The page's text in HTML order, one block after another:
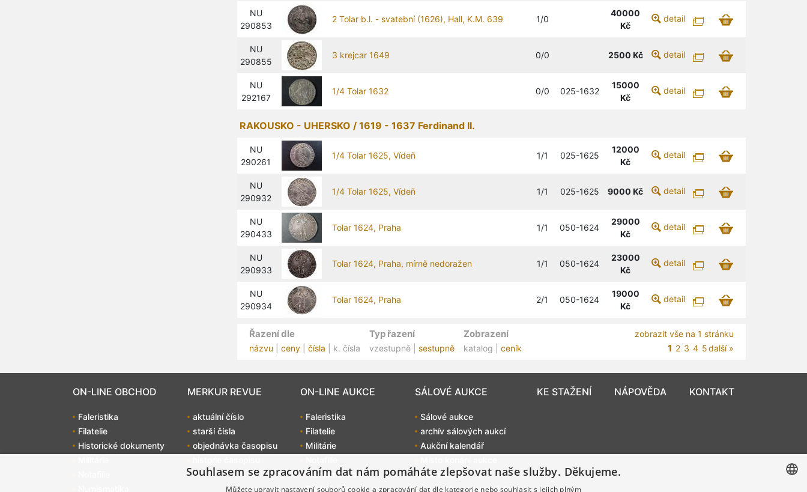
NU
290853
2 Tolar b.l. - svatební (1626), Hall, K.M. 639 1/0
40000
Kč
detail
NU
290855
3 krejcar 1649 0/0 2500 Kč detail
NU
292167
1/4 Tolar 1632 0/0 025-1632
15000
Kč
detail
RAKOUSKO - UHERSKO / 1619 - 1637 Ferdinand II.
NU
290261
1/4 Tolar 1625, Vídeň 1/1 025-1625
12000
Kč
detail
NU
290932
1/4 Tolar 1625, Vídeň 1/1 025-1625 9000 Kč detail
NU
290433
Tolar 1624, Praha 1/1 050-1624
29000
Kč
detail
NU
290933
Tolar 1624, Praha, mírně nedoražen 1/1 050-1624
23000
Kč
detail
NU
290934
Tolar 1624, Praha 2/1 050-1624
19000
Kč
detail
Řazení dle
názvu ceny| čísla | k. čísla
Typ řazení
vzestupně | sestupně
Zobrazení
katalog | ceník
zobrazit vše na 1 stránku
1 2 3 4 5další »
ON-LINE OBCHOD
Faleristika
Filatelie
Historické dokumenty
MERKUR REVUE
aktuální číslo
starší čísla
objednávka časopisu
ON-LINE AUKCE
Faleristika
Filatelie
Militárie
Numismatika
Pohlednice
SÁLOVÉ AUKCE
Sálové aukce
archív sálových aukcí
Aukční kalendář
Jak dražit?
Podmínky a vysvětlivky
KE STAŽENÍ NÁPOVĚDA KONTAKT
Souhlasem se zpracováním dat nám pomáháte zlepšovat naše služby. Děkujeme.
Můžete upravit nastavení souborů cookie a zpracování dat dle kategorie nebo souhlasit s jejich plným